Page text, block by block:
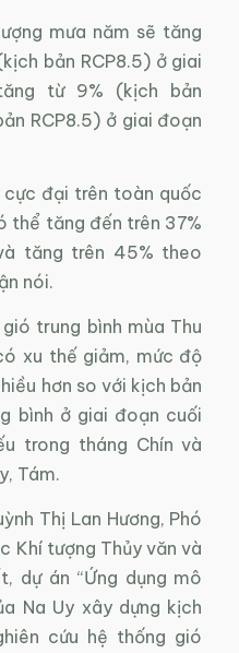
mưa năm sẽ tăng
bản RCP8.5) ở giai
từ 9% (kịch bản
RCP8.5) ở giai đoạn
cực đại trên toàn quốc
thể tăng đến trên 37%
tăng trên 45% theo
nói.
trung bình mùa Thu
xu thế giảm, mức độ
hơn so với kịch bản
bình ở giai đoạn cuối
trong tháng Chín và
Tám.
Thị Lan Hương, Phó
Khí tượng Thủy văn và
dự án “Ứng dụng mô
Na Uy xây dựng kịch
cứu hệ thống gió